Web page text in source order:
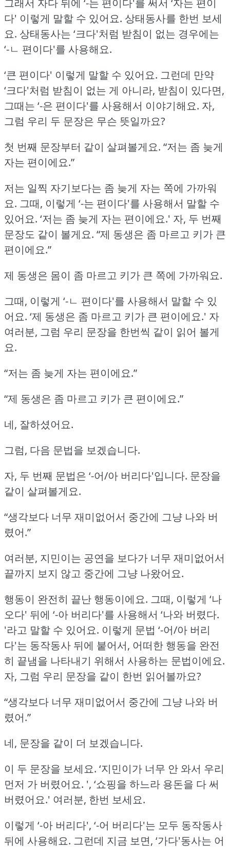
다' 이렇게 말할 수 있어요. 상태동사를 한번 보세
요. 상태동사는 ‘크다'처럼 받침이 없는 경우에는
‘-ㄴ 편이다'를 사용해요.
‘큰 편이다' 이렇게 말할 수 있어요. 그런데 만약
‘크다'처럼 받침이 없는 게 아니라, 받침이 있다면,
그때는 ‘-은 편이다'를 사용해서 이야기해요. 자,
그럼 우리 두 문장은 무슨 뜻일까요?
첫 번째 문장부터 같이 살펴볼게요. “저는 좀 늦게
자는 편이에요.”
저는 일찍 자기보다는 좀 늦게 자는 쪽에 가까워
요. 그때, 이렇게 ‘-는 편이다'를 사용해서 말할 수
있어요. ‘저는 좀 늦게 자는 편이에요.' 자, 두 번째
문장도 같이 볼게요. “제 동생은 좀 마르고 키가 큰
편이에요.”
제 동생은 몸이 좀 마르고 키가 큰 쪽에 가까워요.
그때, 이렇게 ‘-ㄴ 편이다'를 사용해서 말할 수 있
어요. ‘제 동생은 좀 마르고 키가 큰 편이에요.' 자
여러분, 그럼 우리 문장을 한번씩 같이 읽어 볼게
요.
“저는 좀 늦게 자는 편이에요.”
“제 동생은 좀 마르고 키가 큰 편이에요.”
네, 잘하셨어요.
그럼, 다음 문법을 보겠습니다.
자, 두 번째 문법은 ‘-어/아 버리다'입니다. 문장을
같이 살펴볼게요.
“생각보다 너무 재미없어서 중간에 그냥 나와 버
렸어.”
여러분, 지민이는 공연을 보다가 너무 재미없어서
끝까지 보지 않고 중간에 그냥 나왔어요.
행동이 완전히 끝난 행동이에요. 그때, 이렇게 ‘나
오다' 뒤에 ‘-아 버리다'를 사용해서 ‘나와 버렸다.
'라고 말할 수 있어요. 이렇게 문법 ‘-어/아 버리
다'는 동작동사 뒤에 붙어서, 어떠한 행동을 완전
히 끝냄을 나타내기 위해서 사용하는 문법이에요.
자, 그럼 우리 문장을 같이 한번 읽어볼까요?
“생각보다 너무 재미없어서 중간에 그냥 나와 버
렸어.”
네, 문장을 같이 더 보겠습니다.
이 두 문장을 보세요. ‘지민이가 너무 안 와서 우리
먼저 가 버렸어요. ', ‘쇼핑을 하느라 용돈을 다 써
버렸어요.' 여러분, 한번 보세요.
이렇게 ‘-아 버리다', ‘-어 버리다'는 모두 동작동사
뒤에 사용해요. 그런데 지금 보면, ‘가다'동사는 어